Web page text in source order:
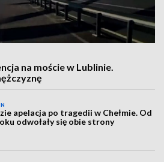
na moście w Lublinie.
apelacja po tragedii w Chełmie. Od
odwołały się obie strony